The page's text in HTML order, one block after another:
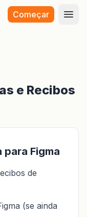
Começar
e Recibos
para Figma
de
(se ainda